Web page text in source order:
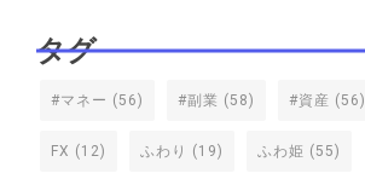
タグ
#マネー (56) #副業 (58) #資産 (56)
FX (12) ふわり (19) ふわ姫 (55)